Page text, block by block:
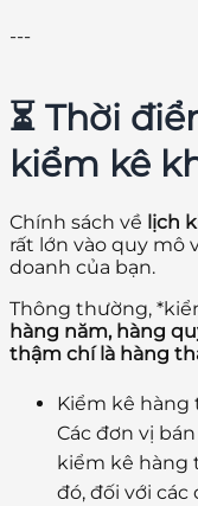
---
⏳ Thời
kiểm kê
Chính sách về lịch
rất lớn vào quy mô
doanh của bạn.
Thông thường,
hàng năm, hàng
thậm chí là hàng
Kiểm kê hàng
Các đơn vị
kiểm kê hàng
đó, đối với các